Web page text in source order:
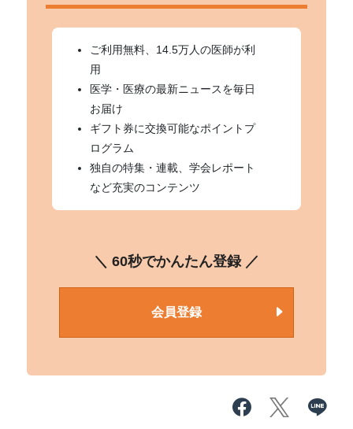
ご利用無料、14.5万人の医師が利
用
医学・医療の最新ニュースを毎日
お届け
ギフト券に交換可能なポイントプ
ログラム
独自の特集・連載、学会レポート
など充実のコンテンツ
＼ 60秒でかんたん登録 ／
会員登録